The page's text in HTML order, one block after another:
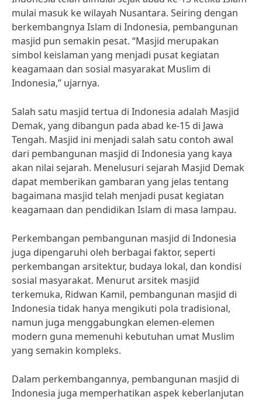
mulai masuk ke wilayah Nusantara. Seiring dengan
berkembangnya Islam di Indonesia, pembangunan
masjid pun semakin pesat. “Masjid merupakan
simbol keislaman yang menjadi pusat kegiatan
keagamaan dan sosial masyarakat Muslim di
Indonesia,” ujarnya.
Salah satu masjid tertua di Indonesia adalah Masjid
Demak, yang dibangun pada abad ke-15 di Jawa
Tengah. Masjid ini menjadi salah satu contoh awal
dari pembangunan masjid di Indonesia yang kaya
akan nilai sejarah. Menelusuri sejarah Masjid Demak
dapat memberikan gambaran yang jelas tentang
bagaimana masjid telah menjadi pusat kegiatan
keagamaan dan pendidikan Islam di masa lampau.
Perkembangan pembangunan masjid di Indonesia
juga dipengaruhi oleh berbagai faktor, seperti
perkembangan arsitektur, budaya lokal, dan kondisi
sosial masyarakat. Menurut arsitek masjid
terkemuka, Ridwan Kamil, pembangunan masjid di
Indonesia tidak hanya mengikuti pola tradisional,
namun juga menggabungkan elemen-elemen
modern guna memenuhi kebutuhan umat Muslim
yang semakin kompleks.
Dalam perkembangannya, pembangunan masjid di
Indonesia juga memperhatikan aspek keberlanjutan